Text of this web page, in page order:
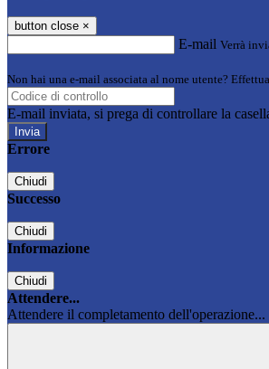
button close ×
E-mail Verrà
Non hai una e-mail associata al nome utente?
E-mail inviata, si prega di controllare la
Errore
Chiudi
Successo
Chiudi
Informazione
Chiudi
Attendere...
Attendere il completamento dell'operazione...